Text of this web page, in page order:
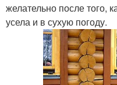
желательно после того,
усела и в сухую погоду.